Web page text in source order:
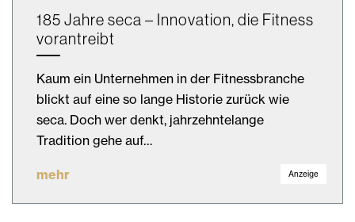
185 Jahre seca – Innovation, die Fitness
vorantreibt
Kaum ein Unternehmen in der Fitnessbranche
blickt auf eine so lange Historie zurück wie
seca. Doch wer denkt, jahrzehntelange
Tradition gehe auf…
mehr Anzeige